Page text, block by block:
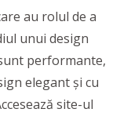
au rolul de a
unui design
performante,
elegant și cu
site-ul